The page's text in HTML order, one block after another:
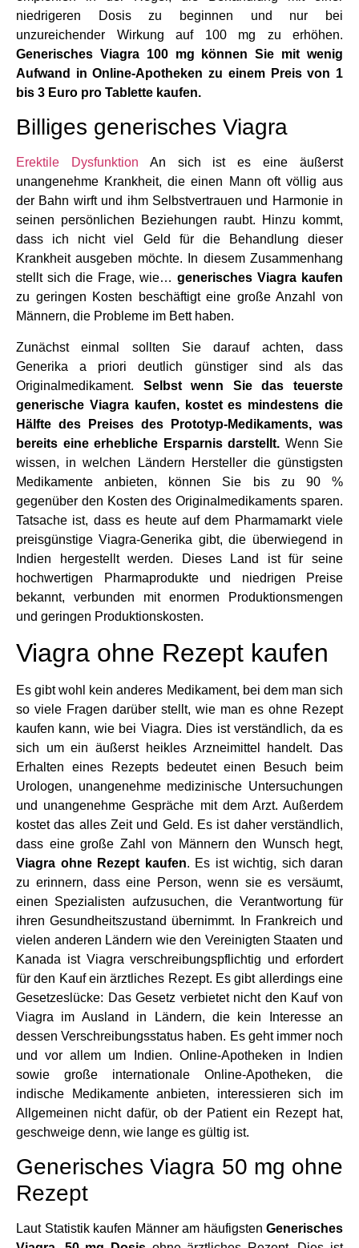
niedrigeren Dosis zu beginnen und nur bei
unzureichender Wirkung auf 100 mg zu erhöhen.
Generisches Viagra 100 mg können Sie mit wenig
Aufwand in Online-Apotheken zu einem Preis von 1
bis 3 Euro pro Tablette kaufen.
Billiges generisches Viagra
Erektile Dysfunktion An sich ist es eine äußerst
unangenehme Krankheit, die einen Mann oft völlig aus
der Bahn wirft und ihm Selbstvertrauen und Harmonie in
seinen persönlichen Beziehungen raubt. Hinzu kommt,
dass ich nicht viel Geld für die Behandlung dieser
Krankheit ausgeben möchte. In diesem Zusammenhang
stellt sich die Frage, wie… generisches Viagra kaufen
zu geringen Kosten beschäftigt eine große Anzahl von
Männern, die Probleme im Bett haben.
Zunächst einmal sollten Sie darauf achten, dass
Generika a priori deutlich günstiger sind als das
Originalmedikament. Selbst wenn Sie das teuerste
generische Viagra kaufen, kostet es mindestens die
Hälfte des Preises des Prototyp-Medikaments, was
bereits eine erhebliche Ersparnis darstellt. Wenn Sie
wissen, in welchen Ländern Hersteller die günstigsten
Medikamente anbieten, können Sie bis zu 90 %
gegenüber den Kosten des Originalmedikaments sparen.
Tatsache ist, dass es heute auf dem Pharmamarkt viele
preisgünstige Viagra-Generika gibt, die überwiegend in
Indien hergestellt werden. Dieses Land ist für seine
hochwertigen Pharmaprodukte und niedrigen Preise
bekannt, verbunden mit enormen Produktionsmengen
und geringen Produktionskosten.
Viagra ohne Rezept kaufen
Es gibt wohl kein anderes Medikament, bei dem man sich
so viele Fragen darüber stellt, wie man es ohne Rezept
kaufen kann, wie bei Viagra. Dies ist verständlich, da es
sich um ein äußerst heikles Arzneimittel handelt. Das
Erhalten eines Rezepts bedeutet einen Besuch beim
Urologen, unangenehme medizinische Untersuchungen
und unangenehme Gespräche mit dem Arzt. Außerdem
kostet das alles Zeit und Geld. Es ist daher verständlich,
dass eine große Zahl von Männern den Wunsch hegt,
Viagra ohne Rezept kaufen. Es ist wichtig, sich daran
zu erinnern, dass eine Person, wenn sie es versäumt,
einen Spezialisten aufzusuchen, die Verantwortung für
ihren Gesundheitszustand übernimmt. In Frankreich und
vielen anderen Ländern wie den Vereinigten Staaten und
Kanada ist Viagra verschreibungspflichtig und erfordert
für den Kauf ein ärztliches Rezept. Es gibt allerdings eine
Gesetzeslücke: Das Gesetz verbietet nicht den Kauf von
Viagra im Ausland in Ländern, die kein Interesse an
dessen Verschreibungsstatus haben. Es geht immer noch
und vor allem um Indien. Online-Apotheken in Indien
sowie große internationale Online-Apotheken, die
indische Medikamente anbieten, interessieren sich im
Allgemeinen nicht dafür, ob der Patient ein Rezept hat,
geschweige denn, wie lange es gültig ist.
Generisches Viagra 50 mg ohne
Rezept
Laut Statistik kaufen Männer am häufigsten Generisches